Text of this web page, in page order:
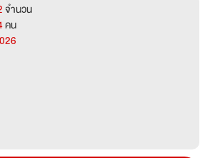
จำนวน
คน